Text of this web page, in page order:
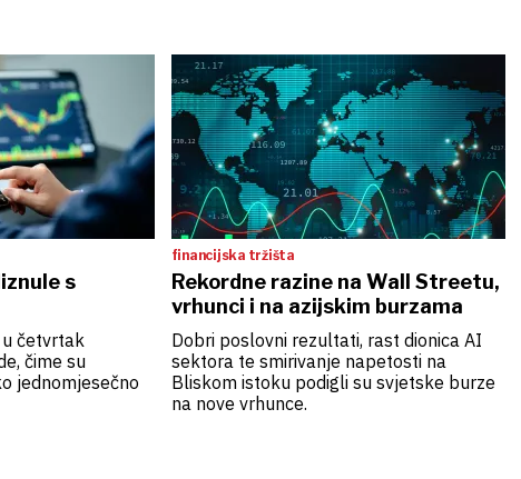
s
u četvrtak
čime su
jednomjesečno
financijska tržišta
Rekordne razine na Wall Streetu,
vrhunci i na azijskim burzama
Dobri poslovni rezultati, rast dionica AI
sektora te smirivanje napetosti na
Bliskom istoku podigli su svjetske burze
na nove vrhunce.